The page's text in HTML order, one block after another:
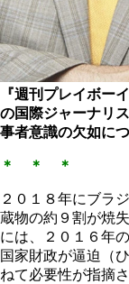
『週刊プレイボー
の国際ジャーナリス
事者意識の欠如に
＊ ＊ ＊
２０１８年にブラ
蔵物の約９割が焼
には、２０１６年
国家財政が逼迫（
ねて必要性が指摘